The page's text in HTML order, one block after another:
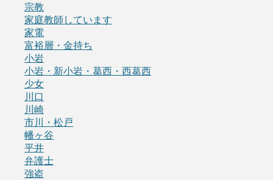
宗教
家庭教師しています
家電
富裕層・金持ち
小岩
小岩・新小岩・葛西・西葛西
少女
川口
川崎
市川・松戸
幡ヶ谷
平井
弁護士
強盗